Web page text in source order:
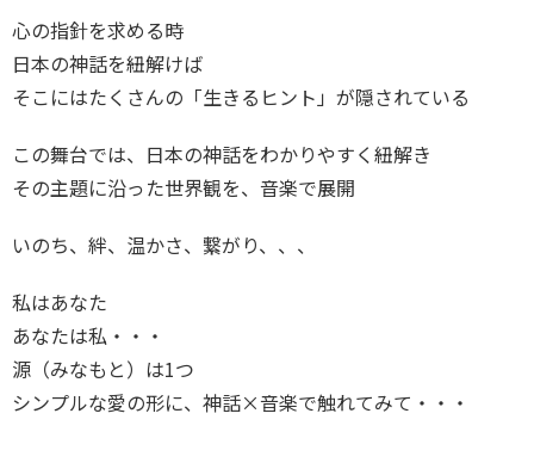
心の指針を求める時
日本の神話を紐解けば
そこにはたくさんの「生きるヒント」が隠されている
この舞台では、日本の神話をわかりやすく紐解き
その主題に沿った世界観を、音楽で展開
いのち、絆、温かさ、繋がり、、、
私はあなた
あなたは私・・・
源（みなもと）は1つ
シンプルな愛の形に、神話×音楽で触れてみて・・・